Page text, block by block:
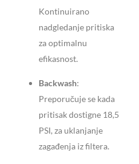
Kontinuirano
nadgledanje pritiska
za optimalnu
efikasnost.
Backwash:
Preporučuje se kada
pritisak dostigne 18,5
PSI, za uklanjanje
zagađenja iz filtera.